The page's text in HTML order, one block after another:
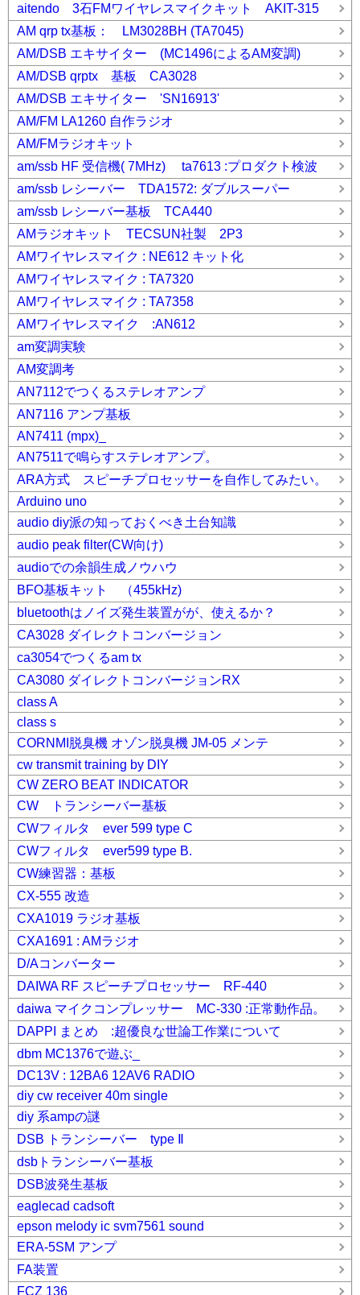
aitendo 3石FMワイヤレスマイクキット AKIT-315
AM qrp tx基板： LM3028BH (TA7045)
AM/DSB エキサイター (MC1496によるAM変調)
AM/DSB qrptx 基板 CA3028
AM/DSB エキサイター 'SN16913'
AM/FM LA1260 自作ラジオ
AM/FMラジオキット
am/ssb HF 受信機( 7MHz) ta7613 :プロダクト検波
am/ssb レシーバー TDA1572: ダブルスーパー
am/ssb レシーバー基板 TCA440
AMラジオキット TECSUN社製 2P3
AMワイヤレスマイク : NE612 キット化
AMワイヤレスマイク : TA7320
AMワイヤレスマイク : TA7358
AMワイヤレスマイク :AN612
am変調実験
AM変調考
AN7112でつくるステレオアンプ
AN7116 アンプ基板
AN7411 (mpx)_
AN7511で鳴らすステレオアンプ。
ARA方式 スピーチプロセッサーを自作してみたい。
Arduino uno
audio diy派の知っておくべき土台知識
audio peak filter(CW向け)
audioでの余韻生成ノウハウ
BFO基板キット （455kHz)
bluetoothはノイズ発生装置がが、使えるか？
CA3028 ダイレクトコンバージョン
ca3054でつくるam tx
CA3080 ダイレクトコンバージョンRX
class A
class s
CORNMI脱臭機 オゾン脱臭機 JM-05 メンテ
cw transmit training by DIY
CW ZERO BEAT INDICATOR
CW トランシーバー基板
CWフィルタ ever 599 type C
CWフィルタ ever599 type B.
CW練習器：基板
CX-555 改造
CXA1019 ラジオ基板
CXA1691 : AMラジオ
D/Aコンバーター
DAIWA RF スピーチプロセッサー RF-440
daiwa マイクコンプレッサー MC-330 :正常動作品。
DAPPI まとめ :超優良な世論工作業について
dbm MC1376で遊ぶ_
DC13V : 12BA6 12AV6 RADIO
diy cw receiver 40m single
diy 系ampの謎
DSB トランシーバー type Ⅱ
dsbトランシーバー基板
DSB波発生基板
eaglecad cadsoft
epson melody ic svm7561 sound
ERA-5SM アンプ
FA装置
FCZ 136